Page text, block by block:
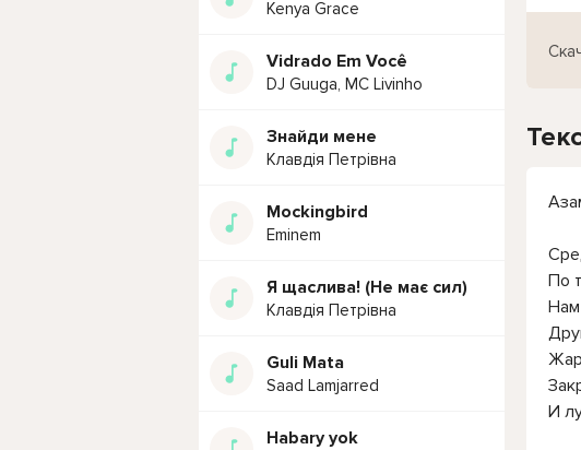
Kenya Grace
Vidrado Em Você
DJ Guuga, MC Livinho
Знайди мене
Клавдія Петрівна
Mockingbird
Eminem
Я щаслива! (Не має сил)
Клавдія Петрівна
Guli Mata
Saad Lamjarred
Habary yok
По
Нам
Жар
И